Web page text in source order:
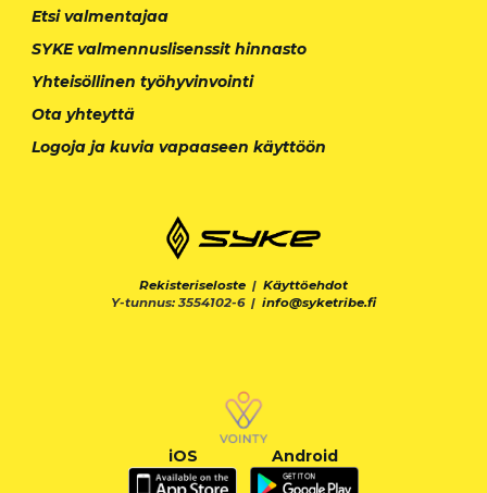
Etsi valmentajaa
SYKE valmennuslisenssit hinnasto
Yhteisöllinen työhyvinvointi
Ota yhteyttä
Logoja ja kuvia vapaaseen käyttöön
Rekisteriseloste | Käyttöehdot
Y-tunnus: 3554102-6 | info@syketribe.fi
iOS Android